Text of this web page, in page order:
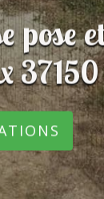
pose
37150